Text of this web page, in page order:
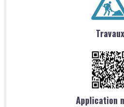
Travaux
Application